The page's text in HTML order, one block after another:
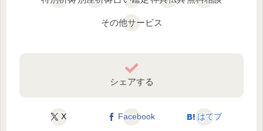
その他サービス
シェアする
X Facebook はてブ